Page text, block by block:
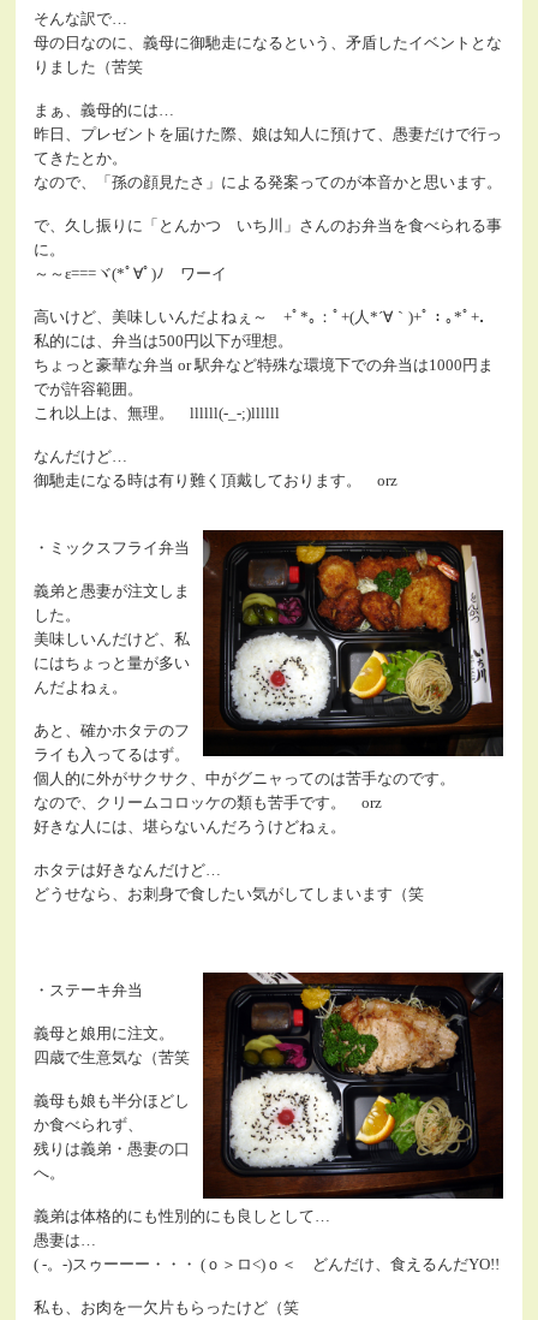
そんな訳で…
母の日なのに、義母に御馳走になるという、矛盾したイベントとな
りました（苦笑
まぁ、義母的には…
昨日、プレゼントを届けた際、娘は知人に預けて、愚妻だけで行っ
てきたとか。
なので、「孫の顔見たさ」による発案ってのが本音かと思います。
で、久し振りに「とんかつ いち川」さんのお弁当を食べられる事
に。
～～ε===ヾ(*ﾟ∀ﾟ)ﾉ ワーイ
高いけど、美味しいんだよねぇ～ +ﾟ*｡：ﾟ+(人*´∀｀)+ﾟ：｡*ﾟ+．
私的には、弁当は500円以下が理想。
ちょっと豪華な弁当 or 駅弁など特殊な環境下での弁当は1000円ま
でが許容範囲。
これ以上は、無理。 llllll(-_-;)llllll
なんだけど…
御馳走になる時は有り難く頂戴しております。 orz
・ミックスフライ弁当
義弟と愚妻が注文しま
した。
美味しいんだけど、私
にはちょっと量が多い
んだよねぇ。
あと、確かホタテのフ
ライも入ってるはず。
個人的に外がサクサク、中がグニャってのは苦手なのです。
なので、クリームコロッケの類も苦手です。 orz
好きな人には、堪らないんだろうけどねぇ。
ホタテは好きなんだけど…
どうせなら、お刺身で食したい気がしてしまいます（笑
・ステーキ弁当
義母と娘用に注文。
四歳で生意気な（苦笑
義母も娘も半分ほどし
か食べられず、
残りは義弟・愚妻の口
へ。
義弟は体格的にも性別的にも良しとして…
愚妻は…
( -。-)スゥーーー・・・ (ｏ＞ロ<)ｏ＜ どんだけ、食えるんだYO!!
私も、お肉を一欠片もらったけど（笑